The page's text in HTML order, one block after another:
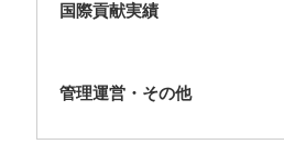
国際貢献実績
管理運営・その他